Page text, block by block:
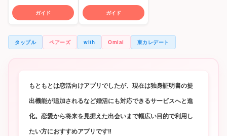
ガイド ガイド
タップル ペアーズ with Omiai 東カレデート
もともとは恋活向けアプリでしたが、現在は独身証明書の提
出機能が追加されるなど婚活にも対応できるサービスへと進
化。恋愛から将来を見据えた出会いまで幅広い目的で利用し
たい方におすすめアプリです‼